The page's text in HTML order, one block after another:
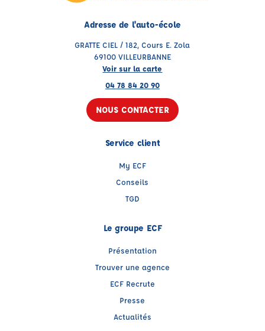
Adresse de l'auto-école
GRATTE CIEL / 182, Cours E. Zola
69100 VILLEURBANNE
Voir sur la carte
04 78 84 20 90
NOUS CONTACTER
Service client
My ECF
Conseils
TGD
Le groupe ECF
Présentation
Trouver une agence
ECF Recrute
Presse
Actualités